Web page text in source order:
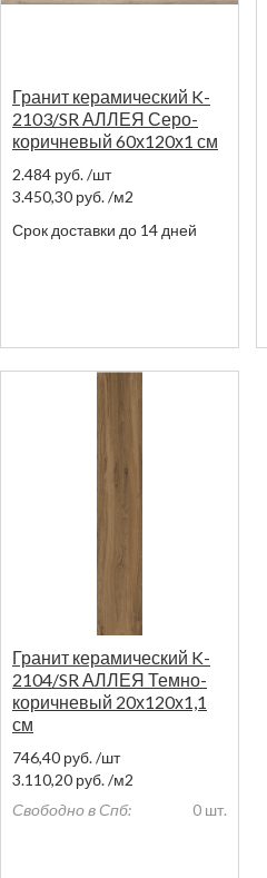
Гранит керамический K-
2103/SR АЛЛЕЯ Серо-
коричневый 60х120х1 см
2.484 руб./шт
3.450,30 руб./м2
Срок доставки до 14 дней
Гранит керамический K-
2104/SR АЛЛЕЯ Темно-
коричневый 20х120х1,1
см
746,40 руб./шт
3.110,20 руб./м2
Свободно в Спб:
0 шт.